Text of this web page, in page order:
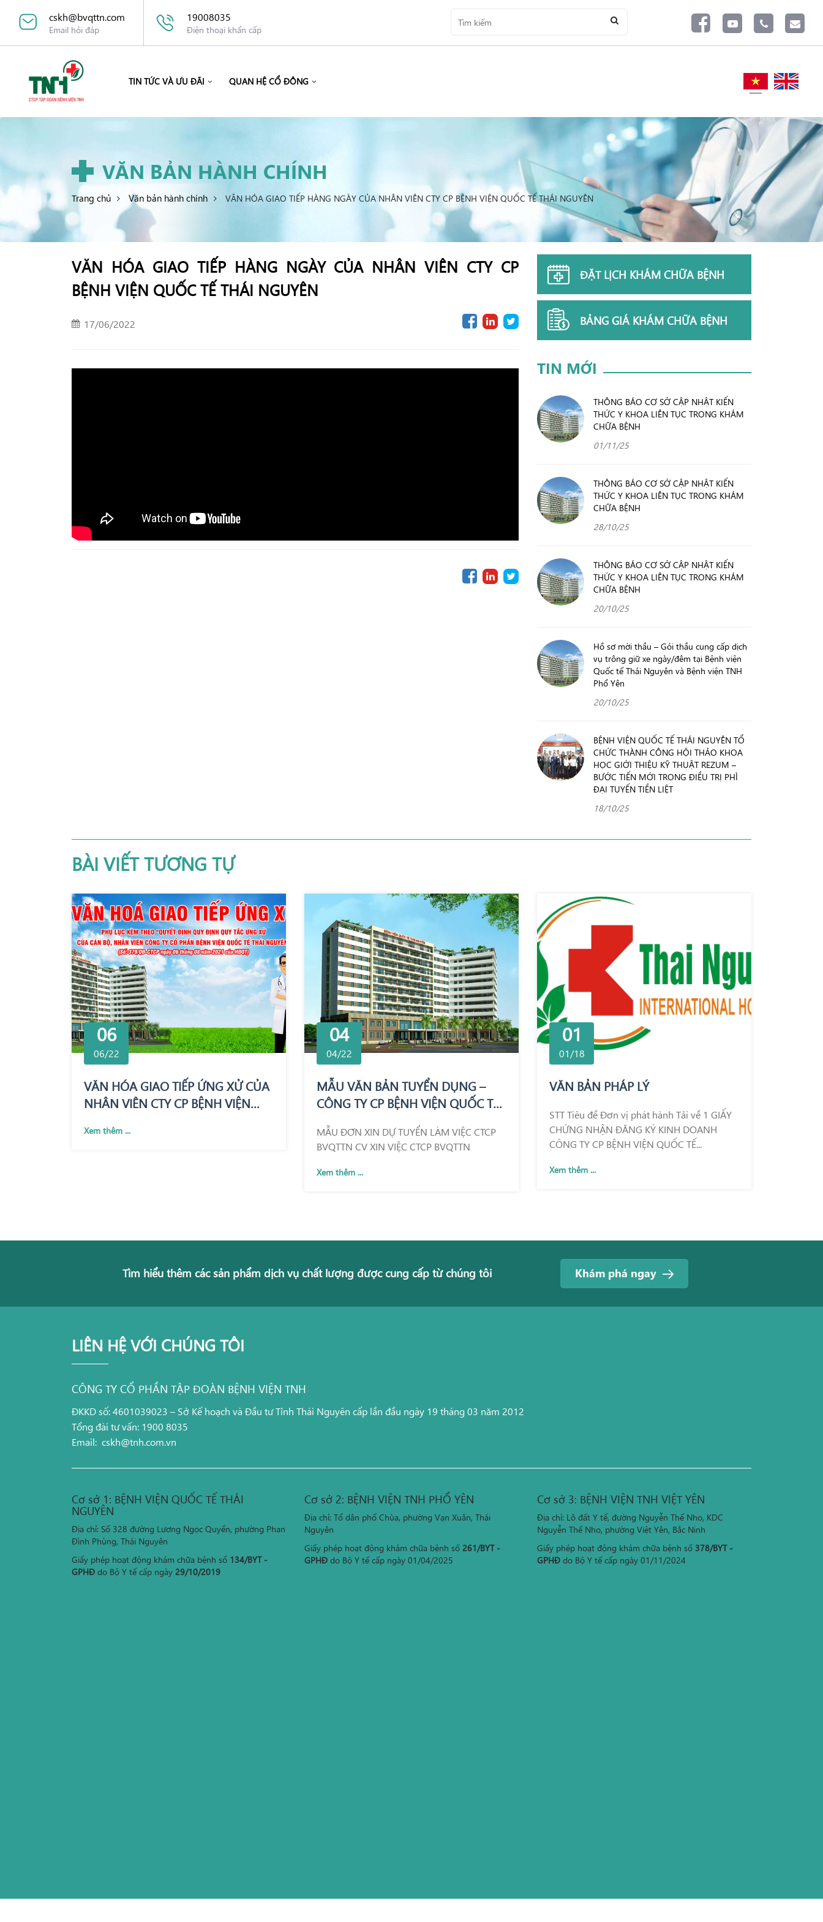
cskh@bvqttn.com
Email hỏi đáp
19008035
Điện thoại khẩn cấp
TIN TỨC VÀ ƯU ĐÃI QUAN HỆ CỔ ĐÔNG
VĂN BẢN HÀNH CHÍNH
Trang chủ Văn bản hành chính VĂN HÓA GIAO TIẾP HÀNG NGÀY CỦA NHÂN VIÊN CTY CP BỆNH VIỆN QUỐC TẾ THÁI NGUYÊN
VĂN HÓA GIAO TIẾP HÀNG NGÀY CỦA NHÂN VIÊN CTY CP
BỆNH VIỆN QUỐC TẾ THÁI NGUYÊN
17/06/2022
ĐẶT LỊCH KHÁM CHỮA BỆNH
BẢNG GIÁ KHÁM CHỮA BỆNH
TIN MỚI
THÔNG BÁO CƠ SỞ CẬP NHẬT KIẾN
THỨC Y KHOA LIÊN TỤC TRONG KHÁM
CHỮA BỆNH
01/11/25
THÔNG BÁO CƠ SỞ CẬP NHẬT KIẾN
THỨC Y KHOA LIÊN TỤC TRONG KHÁM
CHỮA BỆNH
28/10/25
THÔNG BÁO CƠ SỞ CẬP NHẬT KIẾN
THỨC Y KHOA LIÊN TỤC TRONG KHÁM
CHỮA BỆNH
20/10/25
Hồ sơ mời thầu – Gói thầu cung cấp dịch
vụ trông giữ xe ngày/đêm tại Bệnh viện
Quốc tế Thái Nguyên và Bệnh viện TNH
Phổ Yên
20/10/25
BỆNH VIỆN QUỐC TẾ THÁI NGUYÊN TỔ
CHỨC THÀNH CÔNG HỘI THẢO KHOA
HỌC GIỚI THIỆU KỸ THUẬT REZUM –
BƯỚC TIẾN MỚI TRONG ĐIỀU TRỊ PHÌ
ĐẠI TUYẾN TIỀN LIỆT
18/10/25
BÀI VIẾT TƯƠNG TỰ
06
06/22
VĂN HÓA GIAO TIẾP ỨNG XỬ CỦA
NHÂN VIÊN CTY CP BỆNH VIỆN
Xem thêm ...
04
04/22
MẪU VĂN BẢN TUYỂN DỤNG –
CÔNG TY CP BỆNH VIỆN QUỐC TẾ
MẪU ĐƠN XIN DỰ TUYỂN LÀM VIỆC CTCP
BVQTTN CV XIN VIỆC CTCP BVQTTN
Xem thêm ...
01
01/18
VĂN BẢN PHÁP LÝ
STT Tiêu đề Đơn vị phát hành Tải về 1 GIẤY
CHỨNG NHẬN ĐĂNG KÝ KINH DOANH
CÔNG TY CP BỆNH VIỆN QUỐC TẾ...
Xem thêm ...
Tìm hiểu thêm các sản phẩm dịch vụ chất lượng được cung cấp từ chúng tôi Khám phá ngay
LIÊN HỆ VỚI CHÚNG TÔI
CÔNG TY CỔ PHẦN TẬP ĐOÀN BỆNH VIỆN TNH
ĐKKD số: 4601039023 – Sở Kế hoạch và Đầu tư Tỉnh Thái Nguyên cấp lần đầu ngày 19 tháng 03 năm 2012
Tổng đài tư vấn: 1900 8035
Email: cskh@tnh.com.vn
Cơ sở 1: BỆNH VIỆN QUỐC TẾ THÁI
NGUYÊN
Địa chỉ: Số 328 đường Lương Ngọc Quyến, phường Phan
Đình Phùng, Thái Nguyên
Giấy phép hoạt động khám chữa bệnh số 134/BYT -
GPHĐ do Bộ Y tế cấp ngày 29/10/2019
Cơ sở 2: BỆNH VIỆN TNH PHỔ YÊN
Địa chỉ: Tổ dân phố Chùa, phường Vạn Xuân, Thái
Nguyên
Giấy phép hoạt động khám chữa bệnh số 261/BYT -
GPHĐ do Bộ Y tế cấp ngày 01/04/2025
Cơ sở 3: BỆNH VIỆN TNH VIỆT YÊN
Địa chỉ: Lô đất Y tế, đường Nguyễn Thế Nho, KDC
Nguyễn Thế Nho, phường Việt Yên, Bắc Ninh
Giấy phép hoạt động khám chữa bệnh số 378/BYT -
GPHĐ do Bộ Y tế cấp ngày 01/11/2024